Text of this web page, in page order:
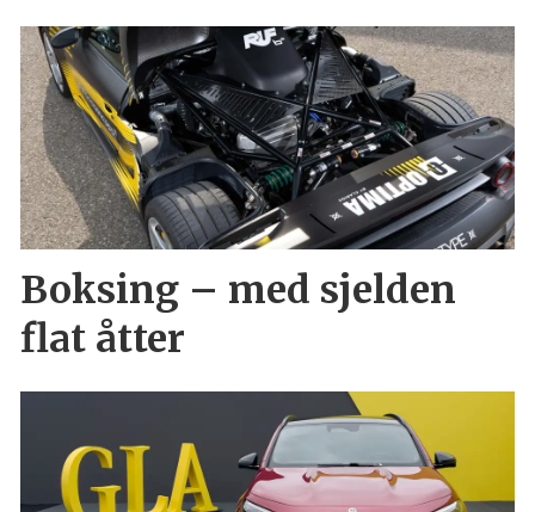
Boksing – med sjelden
flat åtter